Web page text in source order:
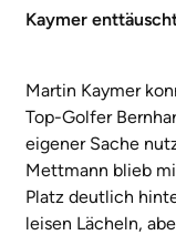
Kaymer
Martin Kaymer
Top-Golfer
eigener Sache
Mettmann blieb
Platz deutlich
leisen Lächeln,